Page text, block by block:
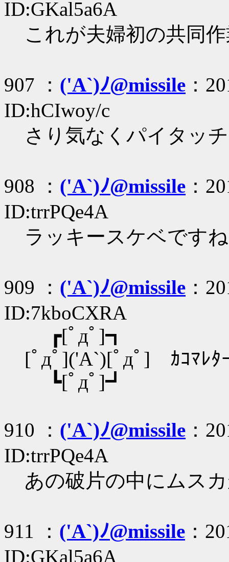
ID:GKal5a6A
これが夫婦初の共同
907 ： ('A`)ﾉ@missile ：
ID:hCIwoy/c
さり気なくパイタッ
908 ： ('A`)ﾉ@missile ：
ID:trrPQe4A
ラッキースケベですね
909 ： ('A`)ﾉ@missile ：
ID:7kboCXRA
┏[ﾟдﾟ]┓
[ﾟдﾟ]('A`)[ﾟдﾟ] ｶｺﾏﾚﾀ
┗[ﾟдﾟ]┛
910 ： ('A`)ﾉ@missile ：
ID:trrPQe4A
あの破片の中にムス
911 ： ('A`)ﾉ@missile ：
ID:GKal5a6A